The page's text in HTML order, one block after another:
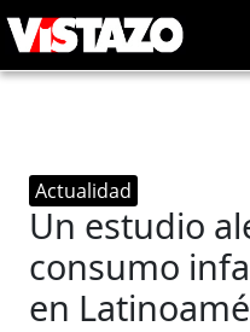
Actualidad
Un estudio
consumo
en